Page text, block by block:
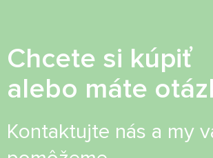
Chcete si kúpiť
alebo máte
Kontaktujte nás a my